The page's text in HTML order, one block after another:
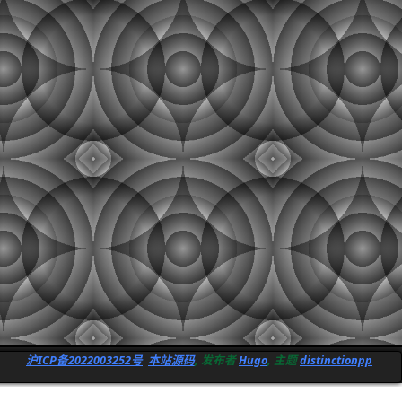
沪ICP备2022003252号 本站源码, 发布者Hugo, 主题distinctionpp